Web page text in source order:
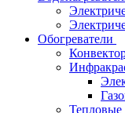
Обогреватели